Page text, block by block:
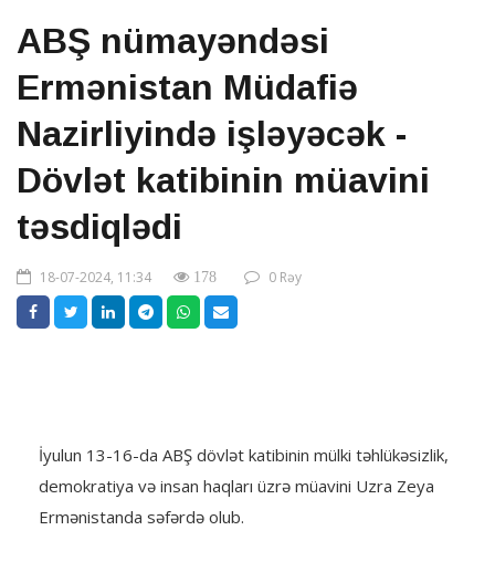
ABŞ nümayəndəsi
Ermənistan Müdafiə
Nazirliyində işləyəcək -
Dövlət katibinin müavini
təsdiqlədi
18-07-2024, 11:34 178 0 Rəy
İyulun 13-16-da ABŞ dövlət katibinin mülki təhlükəsizlik,
demokratiya və insan haqları üzrə müavini Uzra Zeya
Ermənistanda səfərdə olub.